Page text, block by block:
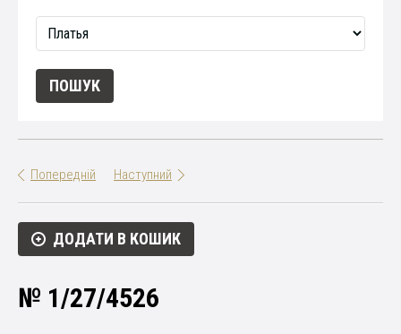
Попередній Наступний
ДОДАТИ В КОШИК
№ 1/27/4526